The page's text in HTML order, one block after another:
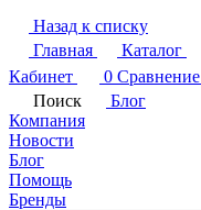
Назад к списку
Главная
Каталог
Кабинет
0 Сравнение
Поиск
Блог
Компания
Новости
Блог
Помощь
Бренды